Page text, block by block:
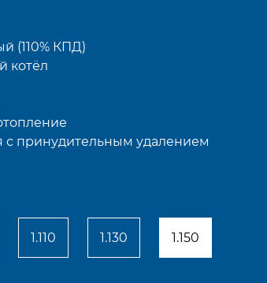
(110% КПД)
котёл
с принудительным удалением
1.110 1.130 1.150